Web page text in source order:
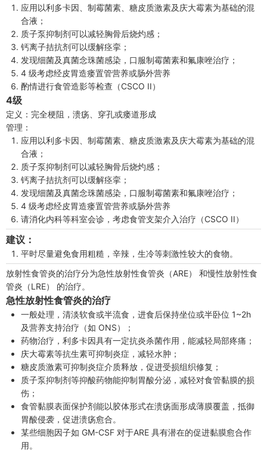
应用以利多卡因、制霉菌素、糖皮质激素及庆大霉素为基础的混
合液；
质子泵抑制剂可以减轻胸骨后烧灼感；
钙离子拮抗剂可以缓解痉挛；
发现细菌及真菌念珠菌感染，口服制霉菌素和氟康唑治疗；
4 级考虑经皮胃造瘘置管营养或肠外营养
酌情进行食管造影等检查（CSCO II）
4级
定义：完全梗阻，溃疡、穿孔或瘘道形成
管理：
应用以利多卡因、制霉菌素、糖皮质激素及庆大霉素为基础的混
合液；
质子泵抑制剂可以减轻胸骨后烧灼感；
钙离子拮抗剂可以缓解痉挛；
发现细菌及真菌念珠菌感染，口服制霉菌素和氟康唑治疗；
4 级考虑经皮胃造瘘置管营养或肠外营养
请消化内科等科室会诊，考虑食管支架介入治疗（CSCO II）
建议：
平时尽量避免食用粗糙，辛辣，生冷等刺激性较大的食物。
放射性食管炎的治疗分为急性放射性食管炎（ARE） 和慢性放射性食
管炎（LRE） 的治疗。
急性放射性食管炎的治疗
一般处理，清淡软食或半流食，进食后保持坐位或半卧位 1~2h
及营养支持治疗（如 ONS）；
药物治疗，利多卡因具有一定抗炎杀菌作用，能减轻局部疼痛；
庆大霉素等抗生素可抑制炎症，减轻水肿；
糖皮质激素可抑制炎症介质释放，促进受损组织修复；
质子泵抑制剂等抑酸药物能抑制胃酸分泌，减轻对食管黏膜的损
伤；
食管黏膜表面保护剂能以胶体形式在溃疡面形成薄膜覆盖，抵御
胃酸侵袭，促进溃疡愈合。
某些细胞因子如 GM-CSF 对于ARE 具有潜在的促进黏膜愈合作
用。